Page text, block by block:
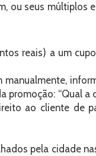
ou seus múltiplos
reais) a um
manualmente,
promoção: “Qual a
ao cliente de
pela cidade